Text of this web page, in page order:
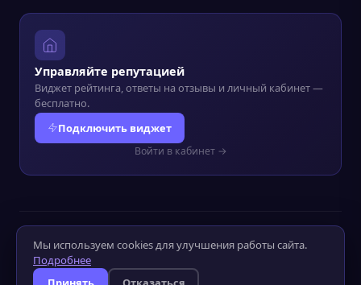
Управляйте репутацией
Виджет рейтинга, ответы на отзывы и личный кабинет —
бесплатно.
Подключить виджет
Войти в кабинет →
Политика конфиденциальности
Оператор ПД №52-25-232090
Слабовидящим
Слабослышащим
Мы используем cookies для улучшения работы сайта.
Подробнее